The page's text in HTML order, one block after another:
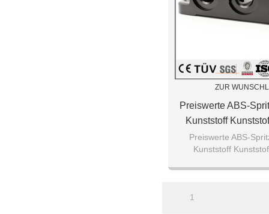
ZUR
Preiswerte ABS-
Kunststoff
Herstellung
Preiswerte ABS-
Kunststoff
1